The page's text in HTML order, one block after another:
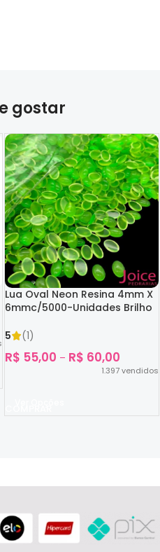
gostar
Lua Oval Neon Resina 4mm X
6mmc/5000-Unidades Brilho
5
(1)
R$ 55,00 – R$ 60,00
1.397vendidos